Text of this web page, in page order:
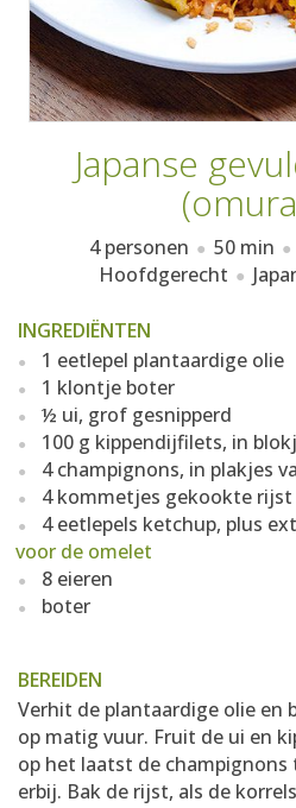
Japanse
4 personen 50 min
Hoofdgerecht
INGREDIËNTEN
1 eetlepel plantaardige olie
1 klontje boter
½ ui, grof gesnipperd
100 g kippendijfilets, in
4 champignons, in plakjes
4 kommetjes gekookte rijst
4 eetlepels ketchup, plus
voor de omelet
8 eieren
boter
BEREIDEN
Verhit de plantaardige olie en
op matig vuur. Fruit de ui en
op het laatst de
erbij. Bak de rijst, als de